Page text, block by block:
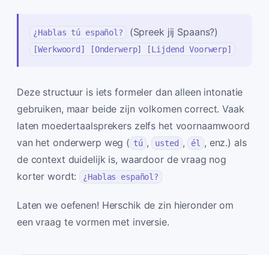
¿Hablas tú español? (Spreek jij Spaans?)
[Werkwoord] [Onderwerp] [Lijdend Voorwerp]
Deze structuur is iets formeler dan alleen intonatie
gebruiken, maar beide zijn volkomen correct. Vaak
laten moedertaalsprekers zelfs het voornaamwoord
van het onderwerp weg ( tú , usted , él , enz.) als
de context duidelijk is, waardoor de vraag nog
korter wordt: ¿Hablas español?
Laten we oefenen! Herschik de zin hieronder om
een vraag te vormen met inversie.